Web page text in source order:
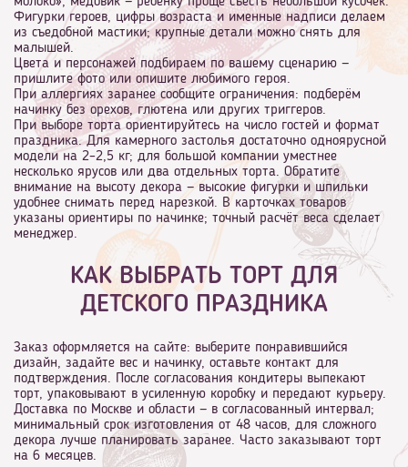
Фигурки героев, цифры возраста и именные надписи делаем
из съедобной мастики; крупные детали можно снять для
малышей.
Цвета и персонажей подбираем по вашему сценарию —
пришлите фото или опишите любимого героя.
При аллергиях заранее сообщите ограничения: подберём
начинку без орехов, глютена или других триггеров.
При выборе торта ориентируйтесь на число гостей и формат
праздника. Для камерного застолья достаточно одноярусной
модели на 2–2,5 кг; для большой компании уместнее
несколько ярусов или два отдельных торта. Обратите
внимание на высоту декора — высокие фигурки и шпильки
удобнее снимать перед нарезкой. В карточках товаров
указаны ориентиры по начинке; точный расчёт веса сделает
менеджер.
КАК ВЫБРАТЬ ТОРТ ДЛЯ
ДЕТСКОГО ПРАЗДНИКА
Заказ оформляется на сайте: выберите понравившийся
дизайн, задайте вес и начинку, оставьте контакт для
подтверждения. После согласования кондитеры выпекают
торт, упаковывают в усиленную коробку и передают курьеру.
Доставка по Москве и области — в согласованный интервал;
минимальный срок изготовления от 48 часов, для сложного
декора лучше планировать заранее. Часто заказывают торт
на 6 месяцев.